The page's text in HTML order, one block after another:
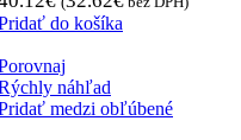
do košíka
náhľad
medzi obľúbené